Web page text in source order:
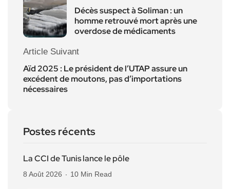
Décès suspect à Soliman : un
homme retrouvé mort après une
overdose de médicaments
Article Suivant
Aïd 2025 : Le président de l’UTAP assure un
excédent de moutons, pas d’importations
nécessaires
Postes récents
La CCI de Tunis lance le pôle
8 Août 2026 10 Min Read